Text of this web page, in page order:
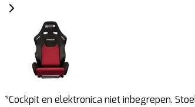
*Cockpit en elektronica niet inbegrepen.